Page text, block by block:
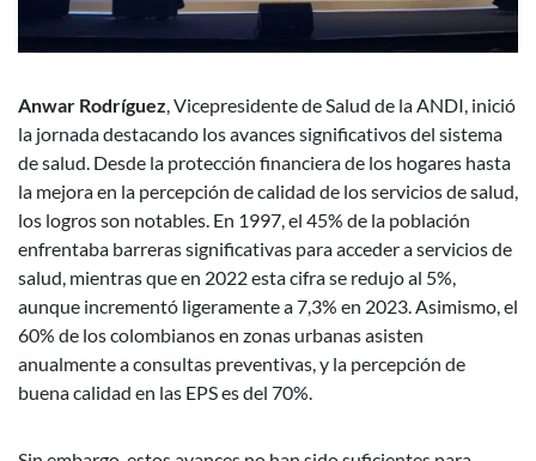
Anwar Rodríguez, Vicepresidente de Salud de la ANDI, inició
la jornada destacando los avances significativos del sistema
de salud. Desde la protección financiera de los hogares hasta
la mejora en la percepción de calidad de los servicios de salud,
los logros son notables. En 1997, el 45% de la población
enfrentaba barreras significativas para acceder a servicios de
salud, mientras que en 2022 esta cifra se redujo al 5%,
aunque incrementó ligeramente a 7,3% en 2023. Asimismo, el
60% de los colombianos en zonas urbanas asisten
anualmente a consultas preventivas, y la percepción de
buena calidad en las EPS es del 70%.